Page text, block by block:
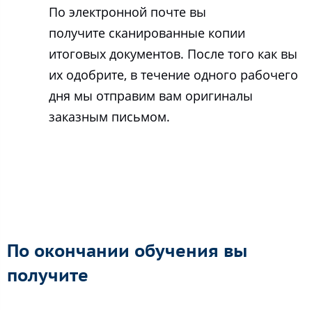
По электронной почте вы
получите сканированные копии
итоговых документов. После того как вы
их одобрите, в течение одного рабочего
дня мы отправим вам оригиналы
заказным письмом.
По окончании обучения вы
получите